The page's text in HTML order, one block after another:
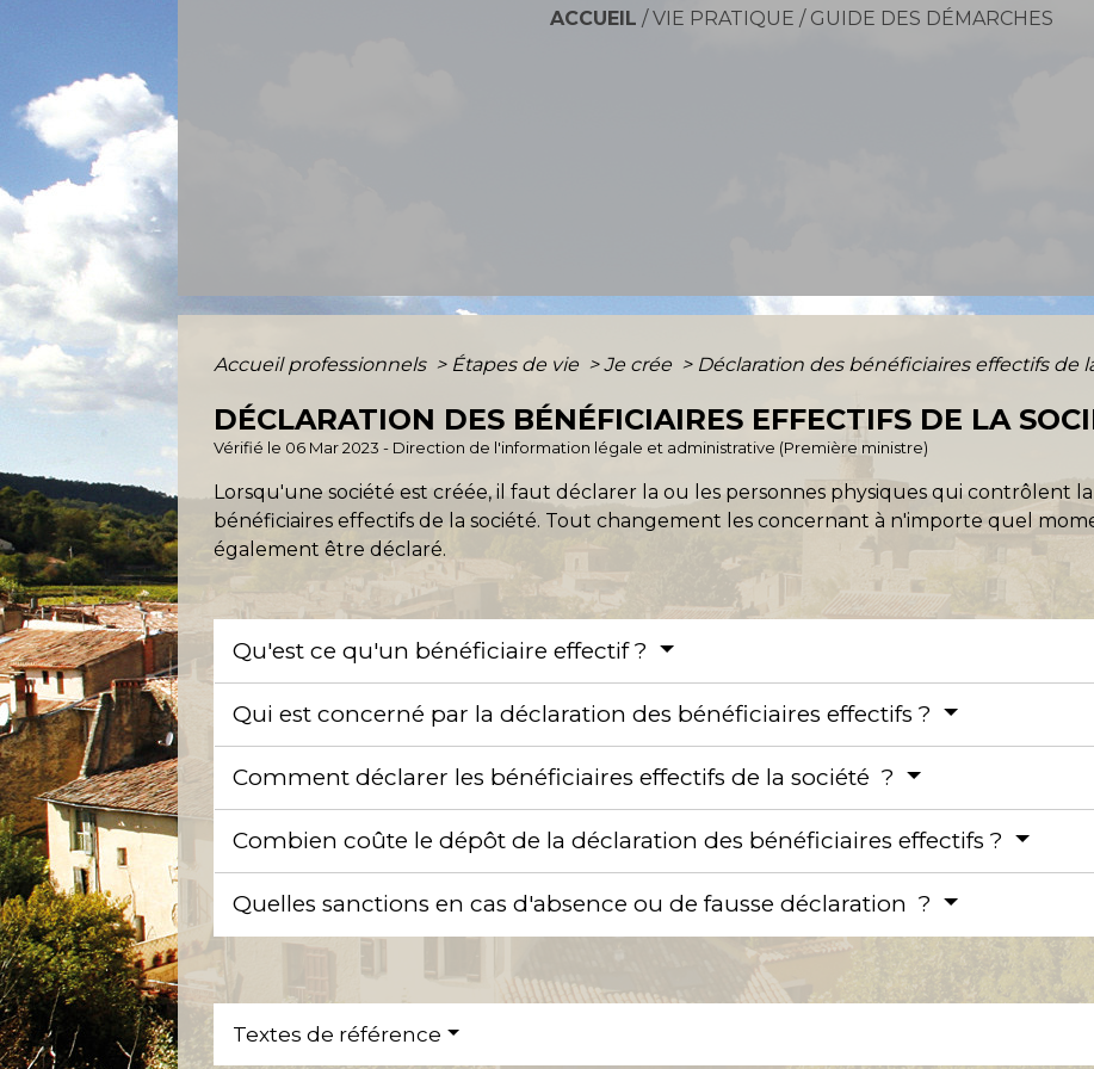
ACCUEIL / VIE PRATIQUE / GUIDE DES DÉMARCHES
Accueil professionnels > Étapes de vie > Je crée > Déclaration des bénéficiaires effectifs de
DÉCLARATION DES BÉNÉFICIAIRES EFFECTIFS DE LA
Vérifié le 06 Mar 2023 - Direction de l'information légale et administrative (Première ministre)
Lorsqu'une société est créée, il faut déclarer la ou les personnes physiques qui contrôlent la
bénéficiaires effectifs de la société. Tout changement les concernant à n'importe quel
également être déclaré.
Qu'est ce qu'un bénéficiaire effectif ?
Qui est concerné par la déclaration des bénéficiaires effectifs ?
Comment déclarer les bénéficiaires effectifs de la société ?
Combien coûte le dépôt de la déclaration des bénéficiaires effectifs ?
Quelles sanctions en cas d'absence ou de fausse déclaration ?
Textes de référence